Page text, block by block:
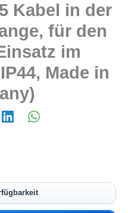
Kabel in der
für den
im
Made in